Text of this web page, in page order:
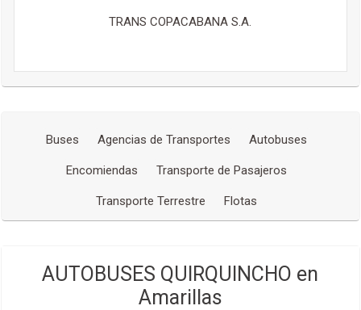
TRANS COPACABANA S.A.
Buses Agencias de Transportes Autobuses
Encomiendas Transporte de Pasajeros
Transporte Terrestre Flotas
AUTOBUSES QUIRQUINCHO en
Amarillas